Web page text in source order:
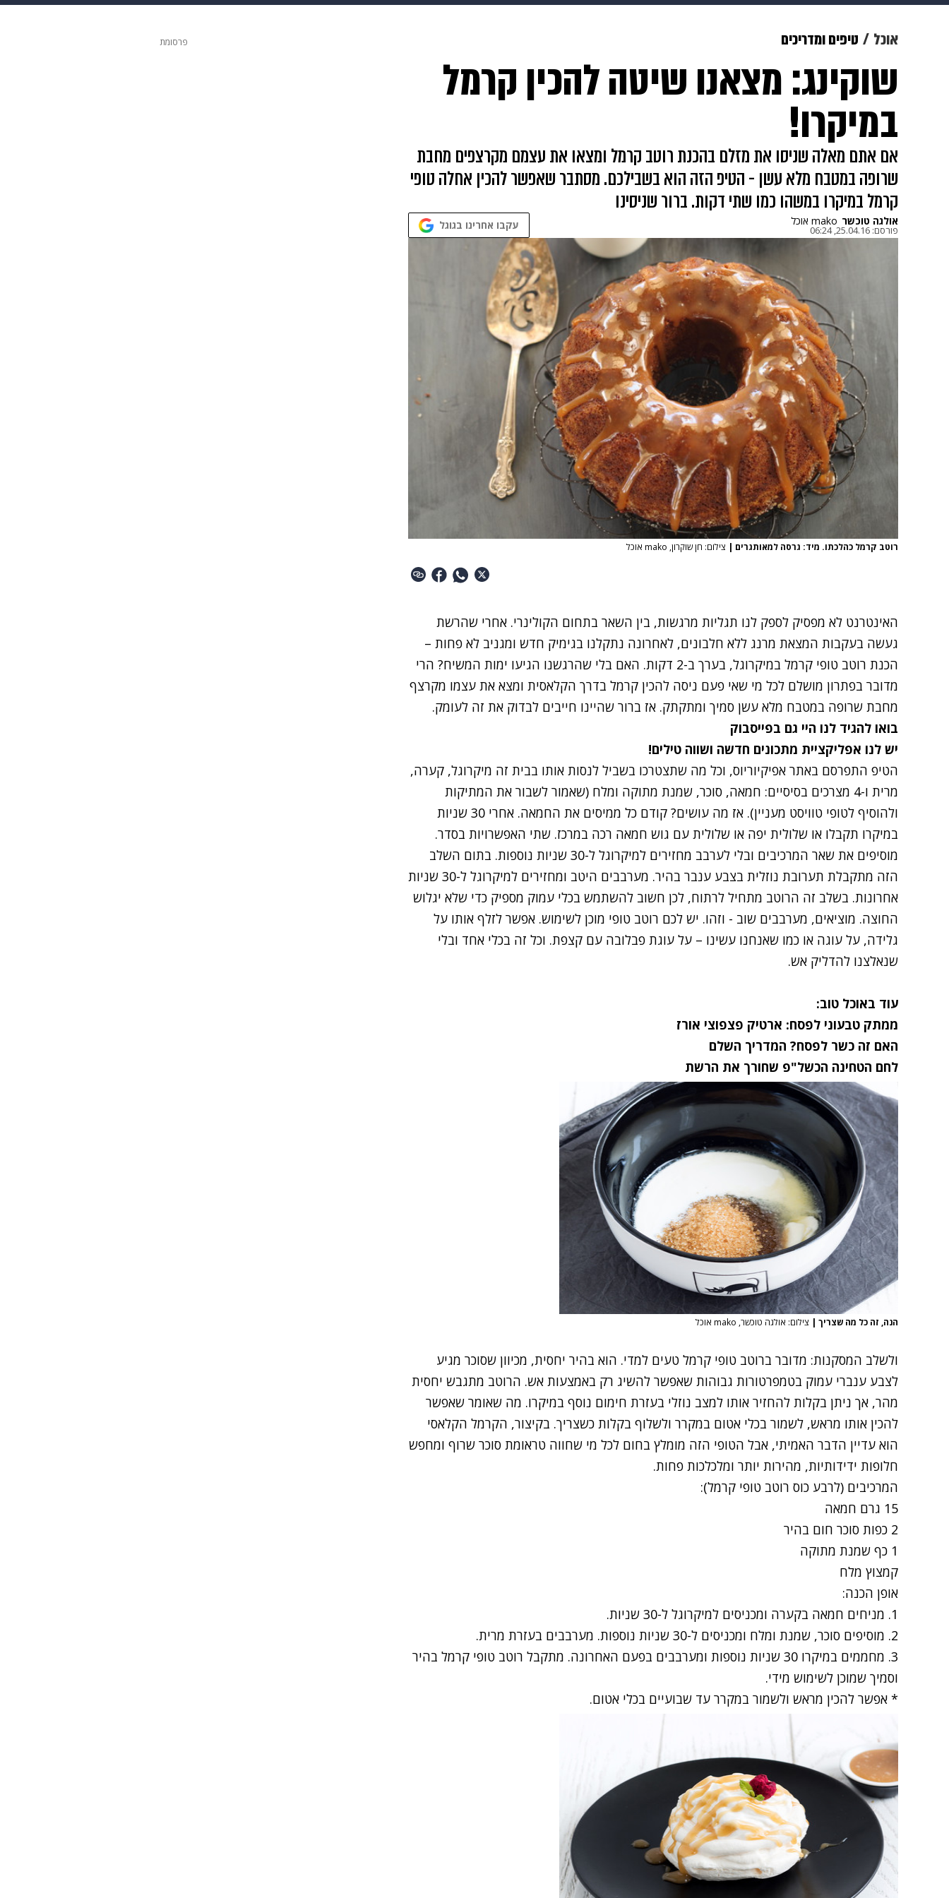
מוזיקה
דיגיטל גאווה ויוה משפט תשעה חודשים מתכונים פרויקטים מיוחדים
אוכל טיפים ומדריכים
שוקינג: מצאנו שיטה להכין קרמל
במיקרו!
אם אתם מאלה שניסו את מזלם בהכנת רוטב קרמל ומצאו את עצמם מקרצפים מחבת
שרופה במטבח מלא עשן - הטיפ הזה הוא בשבילכם. מסתבר שאפשר להכין אחלה טופי
קרמל במיקרו במשהו כמו שתי דקות. ברור שניסינו
אולגה טוכשר mako אוכל
פורסם: 25.04.16, 06:24 עקבו אחרינו בגוגל
רוטב קרמל כהלכתו. מיד: גרסה למאותגרים | צילום: חן שוקרון, mako אוכל
האינטרנט לא מפסיק לספק לנו תגליות מרגשות, בין השאר בתחום הקולינרי. אחרי שהרשת
געשה בעקבות המצאת מרנג ללא חלבונים, לאחרונה נתקלנו בגימיק חדש ומגניב לא פחות –
הכנת רוטב טופי קרמל במיקרוגל, בערך ב-2 דקות. האם בלי שהרגשנו הגיעו ימות המשיח? הרי
מדובר בפתרון מושלם לכל מי שאי פעם ניסה להכין קרמל בדרך הקלאסית ומצא את עצמו מקרצף
מחבת שרופה במטבח מלא עשן סמיך ומתקתק. אז ברור שהיינו חייבים לבדוק את זה לעומק.
בואו להגיד לנו היי גם בפייסבוק
יש לנו אפליקציית מתכונים חדשה ושווה טילים!
הטיפ התפרסם באתר אפיקיוריוס, וכל מה שתצטרכו בשביל לנסות אותו בבית זה מיקרוגל, קערה,
מרית ו-4 מצרכים בסיסיים: חמאה, סוכר, שמנת מתוקה ומלח (שאמור לשבור את המתיקות
ולהוסיף לטופי טוויסט מעניין). אז מה עושים? קודם כל ממיסים את החמאה. אחרי 30 שניות
במיקרו תקבלו או שלולית יפה או שלולית עם גוש חמאה רכה במרכז. שתי האפשרויות בסדר.
מוסיפים את שאר המרכיבים ובלי לערבב מחזירים למיקרוגל ל-30 שניות נוספות. בתום השלב
הזה מתקבלת תערובת נוזלית בצבע ענבר בהיר. מערבבים היטב ומחזירים למיקרוגל ל-30 שניות
אחרונות. בשלב זה הרוטב מתחיל לרתוח, לכן חשוב להשתמש בכלי עמוק מספיק כדי שלא יגלוש
החוצה. מוציאים, מערבבים שוב - וזהו. יש לכם רוטב טופי מוכן לשימוש. אפשר לזלף אותו על
גלידה, על עוגה או כמו שאנחנו עשינו – על עוגת פבלובה עם קצפת. וכל זה בכלי אחד ובלי
שנאלצנו להדליק אש.
עוד באוכל טוב:
ממתק טבעוני לפסח: ארטיק פצפוצי אורז
האם זה כשר לפסח? המדריך השלם
לחם הטחינה הכשל"פ שחורך את הרשת
הנה, זה כל מה שצריך | צילום: אולגה טוכשר, mako אוכל
ולשלב המסקנות: מדובר ברוטב טופי קרמל טעים למדי. הוא בהיר יחסית, מכיוון שסוכר מגיע
לצבע ענברי עמוק בטמפרטורות גבוהות שאפשר להשיג רק באמצעות אש. הרוטב מתגבש יחסית
מהר, אך ניתן בקלות להחזיר אותו למצב נוזלי בעזרת חימום נוסף במיקרו. מה שאומר שאפשר
להכין אותו מראש, לשמור בכלי אטום במקרר ולשלוף בקלות כשצריך. בקיצור, הקרמל הקלאסי
הוא עדיין הדבר האמיתי, אבל הטופי הזה מומלץ בחום לכל מי שחווה טראומת סוכר שרוף ומחפש
חלופות ידידותיות, מהירות יותר ומלכלכות פחות.
המרכיבים (לרבע כוס רוטב טופי קרמל):
15 גרם חמאה
2 כפות סוכר חום בהיר
1 כף שמנת מתוקה
קמצוץ מלח
אופן הכנה:
1. מניחים חמאה בקערה ומכניסים למיקרוגל ל-30 שניות.
2. מוסיפים סוכר, שמנת ומלח ומכניסים ל-30 שניות נוספות. מערבבים בעזרת מרית.
3. מחממים במיקרו 30 שניות נוספות ומערבבים בפעם האחרונה. מתקבל רוטב טופי קרמל בהיר
וסמיך שמוכן לשימוש מידי.
* אפשר להכין מראש ולשמור במקרר עד שבועיים בכלי אטום.
פרסומת